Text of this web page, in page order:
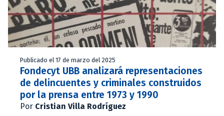
Publicado el 17 de marzo del 2025
Fondecyt UBB analizará representaciones
de delincuentes y criminales construidos
por la prensa entre 1973 y 1990
Por Cristian Villa Rodríguez